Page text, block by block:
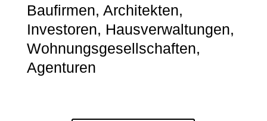
Baufirmen, Architekten,
Investoren, Hausverwaltungen,
Wohnungsgesellschaften,
Agenturen